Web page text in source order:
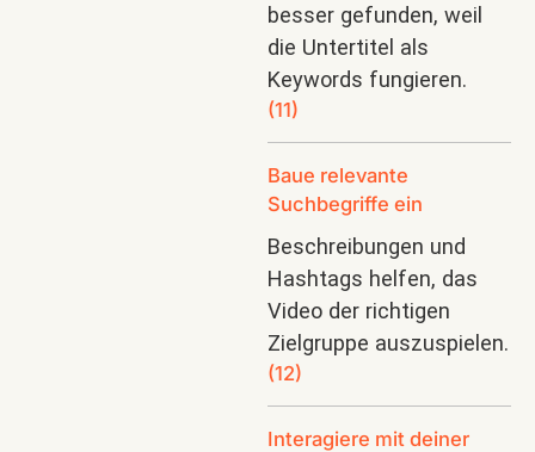
besser gefunden, weil
die Untertitel als
Keywords fungieren.
(11)
Baue relevante
Suchbegriffe ein
Beschreibungen und
Hashtags helfen, das
Video der richtigen
Zielgruppe auszuspielen.
(12)
Interagiere mit deiner